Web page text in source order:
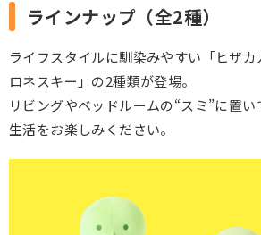
ラインナップ（全2種）
ライフスタイルに馴染みやすい「ヒザ
ロネスキー」の2種類が登場。
リビングやベッドルームの“スミ”に置
生活をお楽しみください。